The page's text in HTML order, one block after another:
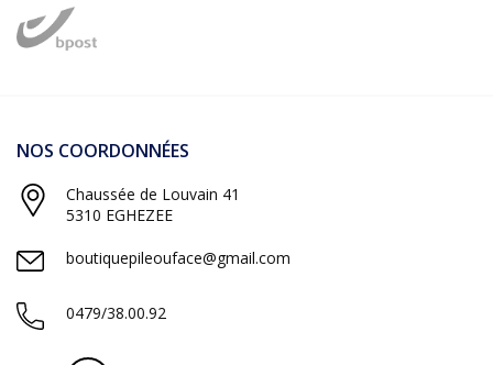
NOS COORDONNÉES
Chaussée de Louvain 41
5310 EGHEZEE
boutiquepileouface@gmail.com
0479/38.00.92